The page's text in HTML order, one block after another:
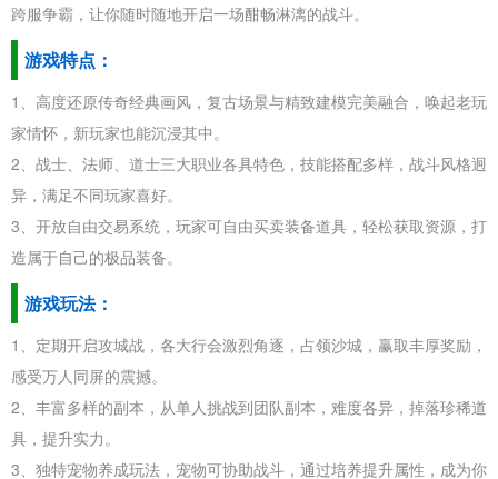
跨服争霸，让你随时随地开启一场酣畅淋漓的战斗。
游戏特点：
1、高度还原传奇经典画风，复古场景与精致建模完美融合，唤起老玩
家情怀，新玩家也能沉浸其中。
2、战士、法师、道士三大职业各具特色，技能搭配多样，战斗风格迥
异，满足不同玩家喜好。
3、开放自由交易系统，玩家可自由买卖装备道具，轻松获取资源，打
造属于自己的极品装备。
游戏玩法：
1、定期开启攻城战，各大行会激烈角逐，占领沙城，赢取丰厚奖励，
感受万人同屏的震撼。
2、丰富多样的副本，从单人挑战到团队副本，难度各异，掉落珍稀道
具，提升实力。
3、独特宠物养成玩法，宠物可协助战斗，通过培养提升属性，成为你